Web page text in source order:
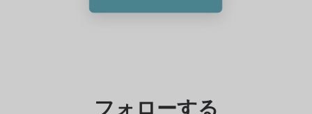
フォローする